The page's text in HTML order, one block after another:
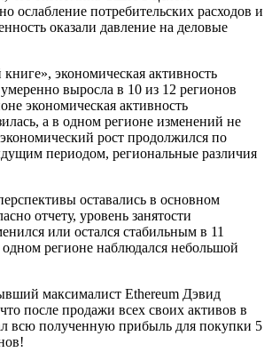
ослабление потребительских расходов и
оказали давление на деловые
экономическая активность
выросла в 10 из 12 регионов
экономическая активность
а в одном регионе изменений не
рост продолжился по
периодом, региональные различия
оставались в основном
отчету, уровень занятости
или остался стабильным в 11
регионе наблюдался небольшой
максималист Ethereum Дэвид
после продажи всех своих активов в
всю полученную прибыль для покупки 5